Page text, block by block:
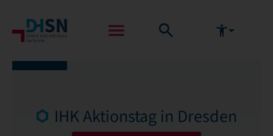
IHK Aktionstag in Dresden